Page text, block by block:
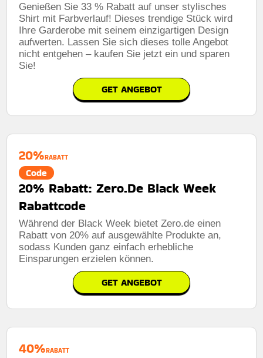
Genießen Sie 33 % Rabatt auf unser stylisches
Shirt mit Farbverlauf! Dieses trendige Stück wird
Ihre Garderobe mit seinem einzigartigen Design
aufwerten. Lassen Sie sich dieses tolle Angebot
nicht entgehen – kaufen Sie jetzt ein und sparen
Sie!
GET ANGEBOT
20%RABATT
Code
20% Rabatt: Zero.De Black Week
Rabattcode
Während der Black Week bietet Zero.de einen
Rabatt von 20% auf ausgewählte Produkte an,
sodass Kunden ganz einfach erhebliche
Einsparungen erzielen können.
GET ANGEBOT
40%RABATT